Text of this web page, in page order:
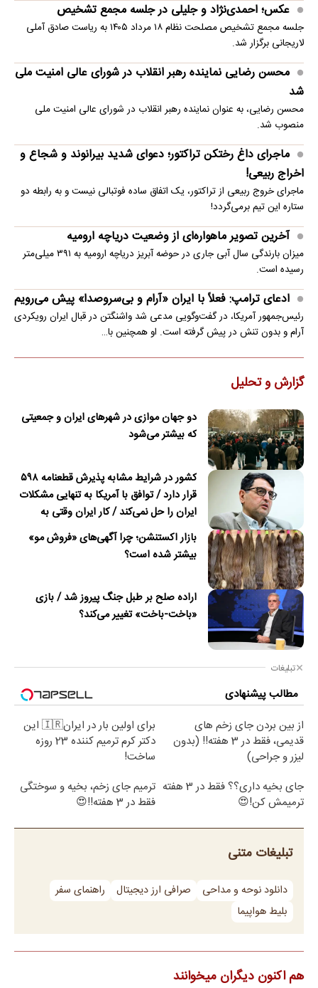
عکس؛ احمدی‌نژاد و جلیلی در جلسه مجمع تشخیص
جلسه مجمع تشخیص مصلحت نظام ۱۸ مرداد ۱۴۰۵ به ریاست صادق آملی
لاریجانی برگزار شد.
محسن رضایی نماینده رهبر انقلاب در شورای عالی امنیت ملی
شد
محسن رضایی، به عنوان نماینده رهبر انقلاب در شورای عالی امنیت ملی
منصوب شد.
ماجرای داغ رختکن تراکتور؛ دعوای شدید بیرانوند و شجاع و
اخراج ربیعی!
ماجرای خروج ربیعی از تراکتور، یک اتفاق ساده فوتبالی نیست و به رابطه دو
ستاره این تیم برمی‌گردد!
آخرین تصویر ماهواره‌ای از وضعیت دریاچه ارومیه
میزان بارندگی سال آبی جاری در حوضه آبریز دریاچه ارومیه به ۳۹۱ میلی‌متر
رسیده است.
ادعای ترامپ: فعلاً با ایران «آرام و بی‌سروصدا» پیش می‌رویم
رئیس‌جمهور آمریکا، در گفت‌وگویی مدعی شد واشنگتن در قبال ایران رویکردی
آرام و بدون تنش در پیش گرفته است. او همچنین با…
گزارش و تحلیل
دو جهان موازی در شهرهای ایران و جمعیتی
که بیشتر می‌شود
کشور در شرایط مشابه پذیرش قطعنامه ۵۹۸
قرار دارد / توافق با آمریکا به تنهایی مشکلات
ایران را حل نمی‌کند / کار ایران وقتی به
امضای ترکمانچای رسید که دیگر چاره‌ای نبود
بازار اکستنشن؛ چرا آگهی‌های «فروش مو»
بیشتر شده است؟
اراده صلح بر طبل جنگ پیروز شد / بازی
«باخت-باخت» تغییر می‌کند؟
تبلیغات
مطالب پیشنهادی
از بین بردن جای زخم های
قدیمی، فقط در 3 هفته!! (بدون
لیزر و جراحی)
برای اولین بار در ایران🇮🇷 این
دکتر کرم ترمیم کننده 23 روزه
ساخت!
جای بخیه داری؟؟ فقط در 3 هفته
ترمیمش کن!😍
ترمیم جای زخم، بخیه و سوختگی
فقط در 3 هفته!!😍
تبلیغات متنی
دانلود نوحه و مداحی صرافی ارز دیجیتال
راهنمای سفر
بلیط هواپیما
هم اکنون دیگران میخوانند